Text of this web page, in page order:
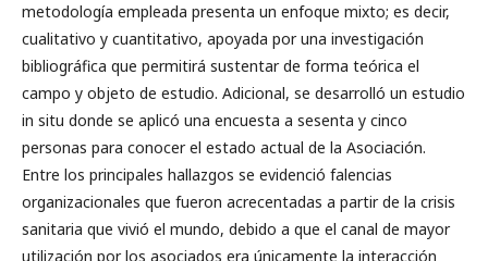
metodología empleada presenta un enfoque mixto; es decir,
cualitativo y cuantitativo, apoyada por una investigación
bibliográfica que permitirá sustentar de forma teórica el
campo y objeto de estudio. Adicional, se desarrolló un estudio
in situ donde se aplicó una encuesta a sesenta y cinco
personas para conocer el estado actual de la Asociación.
Entre los principales hallazgos se evidenció falencias
organizacionales que fueron acrecentadas a partir de la crisis
sanitaria que vivió el mundo, debido a que el canal de mayor
utilización por los asociados era únicamente la interacción